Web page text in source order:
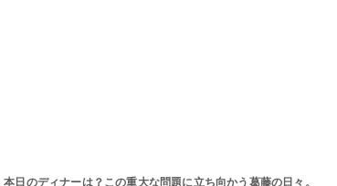
本日のディナーは？この重大な問題に立ち向かう葛藤の日々。